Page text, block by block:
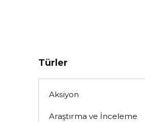
Türler
Aksiyon
Araştırma ve İnceleme